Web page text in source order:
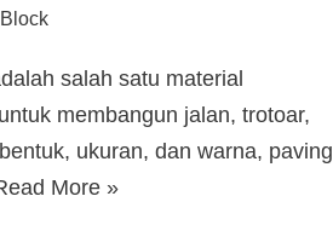
salah satu material
membangun jalan, trotoar,
ukuran, dan warna, paving
More »